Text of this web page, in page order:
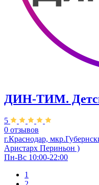
ДИН-ТИМ.
5
0 отзывов
г.Краснодар,
Аристарх Периньон )
Пн-Вс 10:00-22:00
1